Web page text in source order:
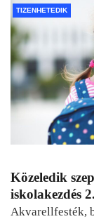
TIZENHETEDIK
Közeledik
iskolakezdés
Akvarellfesték,